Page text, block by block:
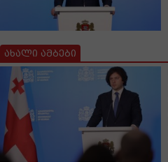
ახალი ამბები